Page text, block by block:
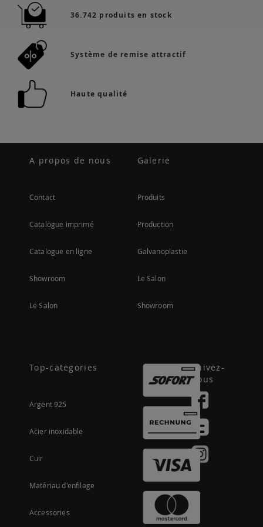
36.742 produits en stock
Système de remise attractif
Haute qualité
A propos de nous
Contact
Catalogue imprimé
Catalogue en ligne
Showroom
Le Salon
Galerie
Produits
Production
Galvanoplastie
Le Salon
Showroom
Top-categories
Argent 925
Acier inoxidable
Cuir
Matériau d'enfilage
Accessories
Suivez-
nous